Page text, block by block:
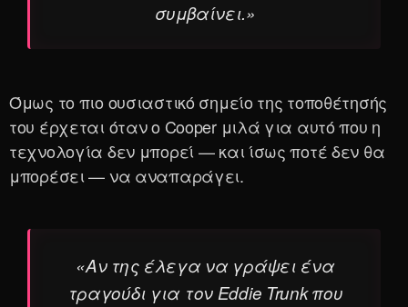
συμβαίνει.»
Όμως το πιο ουσιαστικό σημείο της τοποθέτησής
του έρχεται όταν ο Cooper μιλά για αυτό που η
τεχνολογία δεν μπορεί — και ίσως ποτέ δεν θα
μπορέσει — να αναπαράγει.
«Αν της έλεγα να γράψει ένα
τραγούδι για τον Eddie Trunk που